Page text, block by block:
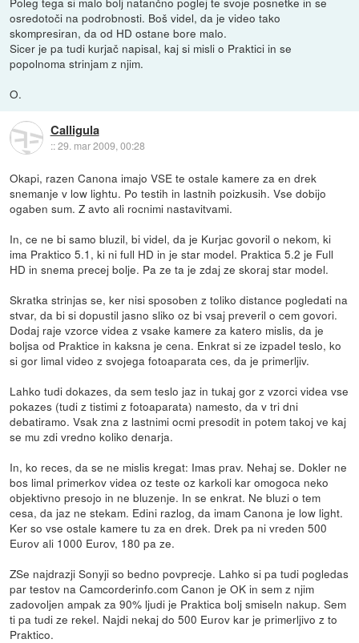
osredotoči na podrobnosti. Boš videl, da je video tako
skompresiran, da od HD ostane bore malo.
Sicer je pa tudi kurjač napisal, kaj si misli o Praktici in se
popolnoma strinjam z njim.
O.
Calligula
::29. mar 2009, 00:28
Okapi, razen Canona imajo VSE te ostale kamere za en drek
snemanje v low lightu. Po testih in lastnih poizkusih. Vse dobijo
ogaben sum. Z avto ali rocnimi nastavitvami.
In, ce ne bi samo bluzil, bi videl, da je Kurjac govoril o nekom, ki
ima Praktico 5.1, ki ni full HD in je star model. Praktica 5.2 je Full
HD in snema precej bolje. Pa ze ta je zdaj ze skoraj star model.
Skratka strinjas se, ker nisi sposoben z toliko distance pogledati na
stvar, da bi si dopustil jasno sliko oz bi vsaj preveril o cem govori.
Dodaj raje vzorce videa z vsake kamere za katero mislis, da je
boljsa od Praktice in kaksna je cena. Enkrat si ze izpadel teslo, ko
si gor limal video z svojega fotoaparata ces, da je primerljiv.
Lahko tudi dokazes, da sem teslo jaz in tukaj gor z vzorci videa vse
pokazes (tudi z tistimi z fotoaparata) namesto, da v tri dni
debatiramo. Vsak zna z lastnimi ocmi presodit in potem takoj ve kaj
se mu zdi vredno koliko denarja.
In, ko reces, da se ne mislis kregat: Imas prav. Nehaj se. Dokler ne
bos limal primerkov videa oz teste oz karkoli kar omogoca neko
objektivno presojo in ne bluzenje. In se enkrat. Ne bluzi o tem
cesa, da jaz ne stekam. Edini razlog, da imam Canona je low light.
Ker so vse ostale kamere tu za en drek. Drek pa ni vreden 500
Eurov ali 1000 Eurov, 180 pa ze.
ZSe najdrazji Sonyji so bedno povprecje. Lahko si pa tudi pogledas
par testov na Camcorderinfo.com Canon je OK in sem z njim
zadovoljen ampak za 90% ljudi je Praktica bolj smiseln nakup. Sem
ti pa tudi ze rekel. Najdi nekaj do 500 Eurov kar je primerljivo z to
Praktico.